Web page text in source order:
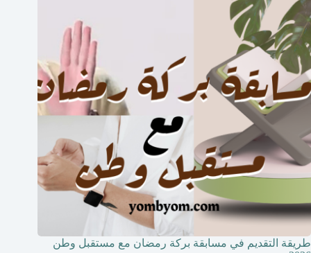
طريقة التقديم في مسابقة بركة رمضان مع مستقبل وطن